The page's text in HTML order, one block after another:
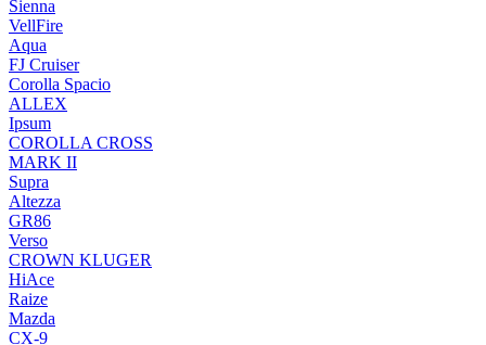
Sienna
VellFire
Aqua
FJ Cruiser
Corolla Spacio
ALLEX
Ipsum
COROLLA CROSS
MARK II
Supra
Altezza
GR86
Verso
CROWN KLUGER
HiAce
Raize
Mazda
CX-9